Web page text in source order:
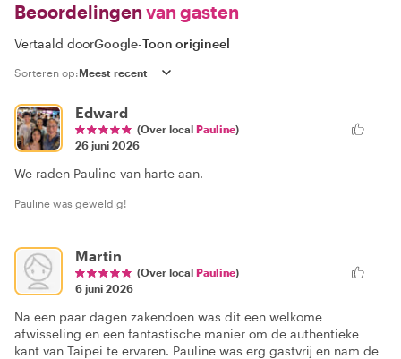
Beoordelingen van gasten
Vertaald doorGoogle-Toon origineel
Sorteren op:
Edward
(Over local Pauline)
26 juni 2026
We raden Pauline van harte aan.
Pauline was geweldig!
Martin
(Over local Pauline)
6 juni 2026
Na een paar dagen zakendoen was dit een welkome
afwisseling en een fantastische manier om de authentieke
kant van Taipei te ervaren. Pauline was erg gastvrij en nam de